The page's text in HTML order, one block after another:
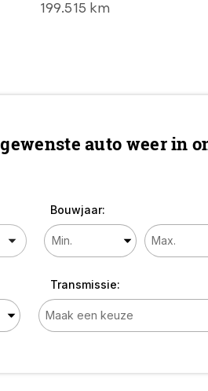
199.515 km
auto weer in
Bouwjaar:
Transmissie: